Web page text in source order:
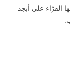
القرّاء على أبجد.